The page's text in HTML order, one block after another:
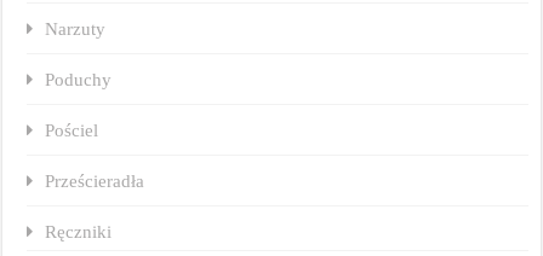
Narzuty
Poduchy
Pościel
Prześcieradła
Ręczniki